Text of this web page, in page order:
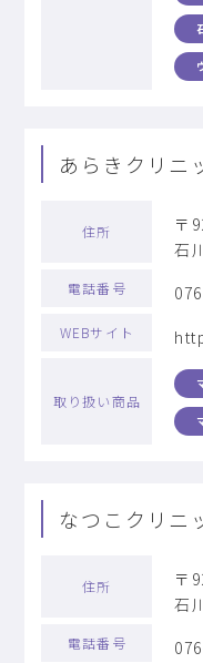
あらきクリニ
住所
〒
石
電話番号
WEBサイト
取り扱い商品
なつこクリニ
住所
〒
石
電話番号